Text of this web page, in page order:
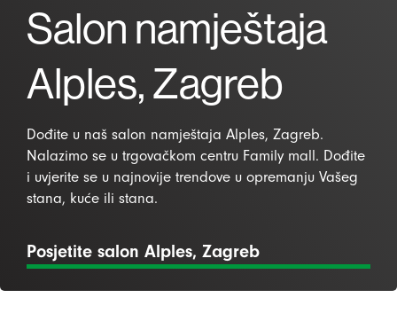
Salon namještaja
Alples, Zagreb
Dođite u naš salon namještaja Alples, Zagreb.
Nalazimo se u trgovačkom centru Family mall. Dođite
i uvjerite se u najnovije trendove u opremanju Vašeg
stana, kuće ili stana.
Posjetite salon Alples, Zagreb